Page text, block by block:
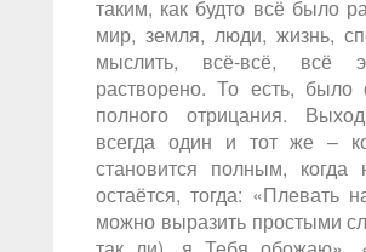
таким, как будто всё было
мир, земля, люди, жизнь,
мыслить, всё-всё, всё
растворено. То есть, было
полного отрицания.
всегда один и тот же –
становится полным, когда
остаётся, тогда: «Плевать
можно выразить простыми